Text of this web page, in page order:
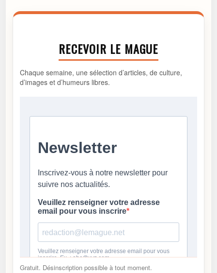
RECEVOIR LE MAGUE
Chaque semaine, une sélection d’articles, de culture,
d’images et d’humeurs libres.
Gratuit. Désinscription possible à tout moment.